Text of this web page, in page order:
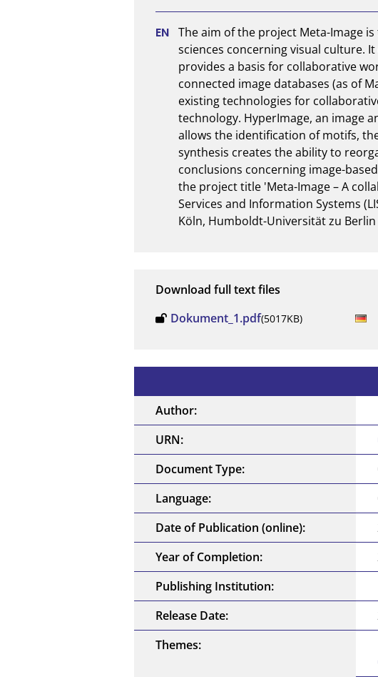
The aim of the project Meta-Image
sciences concerning visual culture.
provides a basis for collaborative
connected image databases (as of
existing technologies for
technology. HyperImage, an image
allows the identification of motifs,
synthesis creates the ability to
conclusions concerning image-
the project title 'Meta-Image – A
Services and Information Systems
Köln, Humboldt-Universität zu Berlin
Download full text files
Dokument_1.pdf(5017KB)
Author:
URN:
Document Type:
Language:
Date of Publication (online):
Year of Completion:
Publishing Institution:
Release Date:
Themes: